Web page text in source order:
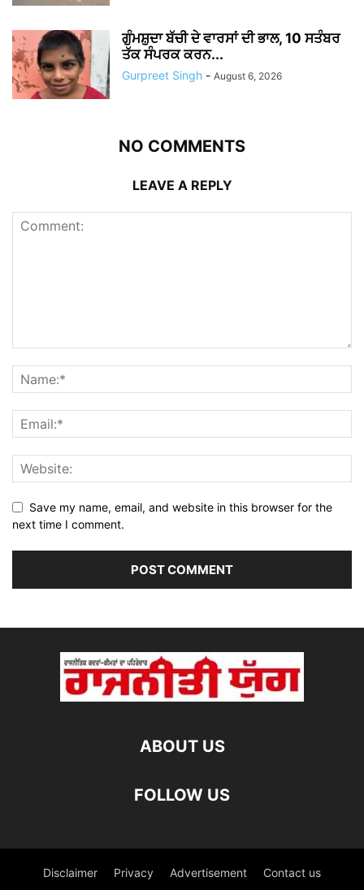
ਗੁੰਮਸ਼ੁਦਾ ਬੱਚੀ ਦੇ ਵਾਰਸਾਂ ਦੀ ਭਾਲ, 10 ਸਤੰਬਰ
ਤੱਕ ਸੰਪਰਕ ਕਰਨ...
Gurpreet Singh - August 6, 2026
NO COMMENTS
LEAVE A REPLY
Save my name, email, and website in this browser for the
next time I comment.
ABOUT US
FOLLOW US
Disclaimer Privacy Advertisement Contact us